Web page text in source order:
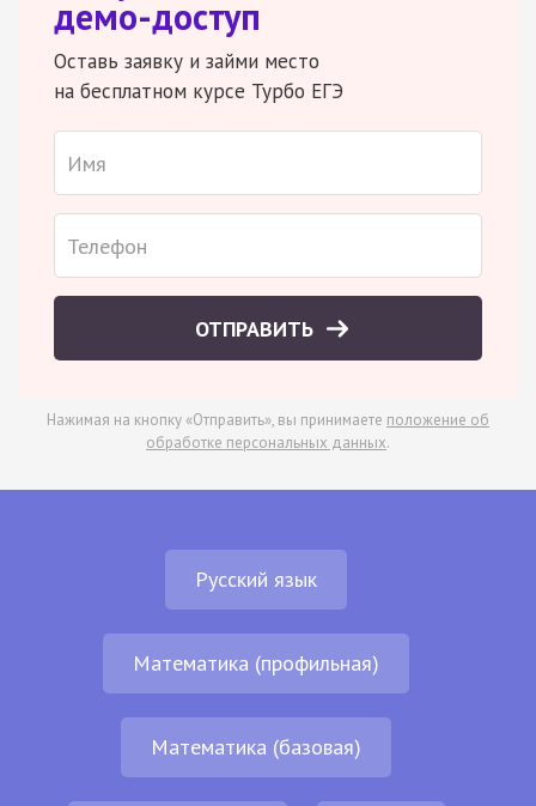
демо-доступ
Оставь заявку и займи место
на бесплатном курсе Турбо ЕГЭ
ОТПРАВИТЬ
Нажимая на кнопку «Отправить», вы принимаете положение об
обработке персональных данных.
Русский язык
Математика (профильная)
Математика (базовая)